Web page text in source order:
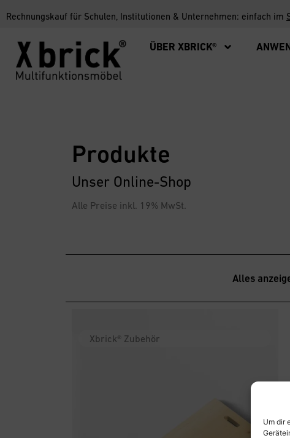
Um dir
Rechnungskauf für Schulen, Institutionen & Unternehmen: einfach im
ÜBER XBRICK®
Produkte
Unser Online-Shop
Alle Preise inkl. 19% MwSt.
Alles
Xbrick® Zubehör